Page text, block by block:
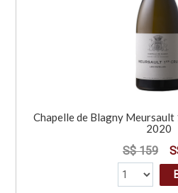
Chapelle de Blagny Meursault
2020
S$ 159